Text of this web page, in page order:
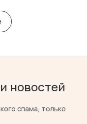
новостей
спама, только